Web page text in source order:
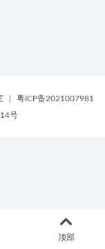
粤ICP备2021007981
号
顶部